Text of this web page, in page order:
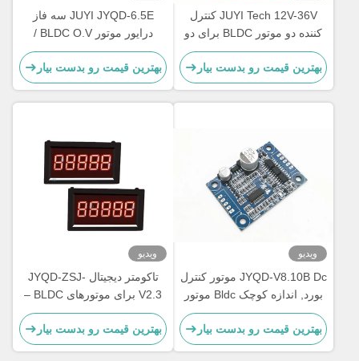
JUYI Tech 12V-36V کنترل
کننده دو موتور BLDC برای دو
موتور BLDC با عملکرد ترمز و
کنترل PWM
بهترین قیمت رو بدست بیار
JUYI JYQD-6.5E سه فاز
درایور موتور BLDC O.V /
حفاظت L.V فرکانس PWM 1-
20KHZ
بهترین قیمت رو بدست بیار
ویدیو
JYQD-V8.10B Dc موتور کنترل
بورد, اندازه کوچک Bldc موتور
راننده بورد
بهترین قیمت رو بدست بیار
ویدیو
تاکومتر دیجیتال JYQD-ZSJ-
V2.3 برای موتورهای BLDC –
متر RPM سیگنال پالس 5 ولت |
نمایش سرعت با دقت بالا 0-
99999RPM | سازگار با
بهترین قیمت رو بدست بیار